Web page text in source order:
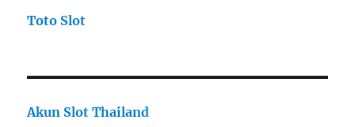
Toto Slot
Akun Slot Thailand